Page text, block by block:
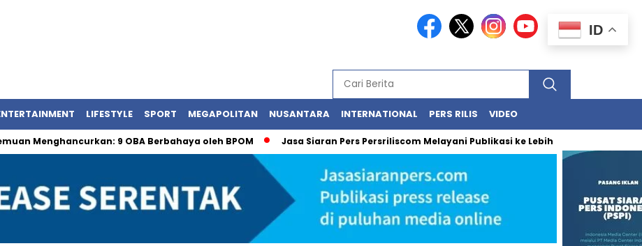
LIFESTYLE SPORT MEGAPOLITAN NUSANTARA INTERNATIONAL PERS RILIS VIDEO
Menghancurkan: 9 OBA Berbahaya oleh BPOM Jasa Siaran Pers Persriliscom Melayani Publikasi ke Lebih dari 150 Media Online
ID